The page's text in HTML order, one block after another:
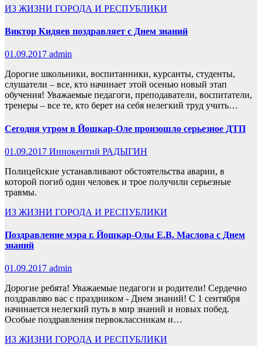
ИЗ ЖИЗНИ ГОРОДА И РЕСПУБЛИКИ
Виктор Кидяев поздравляет с Днем знаний
01.09.2017 admin
Дорогие школьники, воспитанники, курсанты, студенты,
слушатели – все, кто начинает этой осенью новый этап
обучения! Уважаемые педагоги, преподаватели, воспитатели,
тренеры – все те, кто берет на себя нелегкий труд учить…
Сегодня утром в Йошкар-Оле произошло серьезное ДТП
01.09.2017 Иннокентий РАДЫГИН
Полицейские устанавливают обстоятельства аварии, в
которой погиб один человек и трое получили серьезные
травмы.
ИЗ ЖИЗНИ ГОРОДА И РЕСПУБЛИКИ
Поздравление мэра г. Йошкар-Олы Е.В. Маслова с Днем
знаний
01.09.2017 admin
Дорогие ребята! Уважаемые педагоги и родители! Сердечно
поздравляю вас с праздником - Днем знаний! С 1 сентября
начинается нелегкий путь в мир знаний и новых побед.
Особые поздравления первоклассникам и…
ИЗ ЖИЗНИ ГОРОДА И РЕСПУБЛИКИ